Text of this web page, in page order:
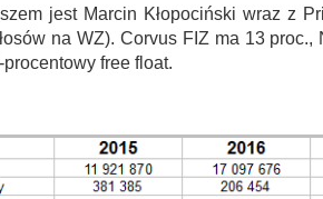
jest Marcin Kłopociński wraz z
na WZ). Corvus FIZ ma 13 proc.,
free float.